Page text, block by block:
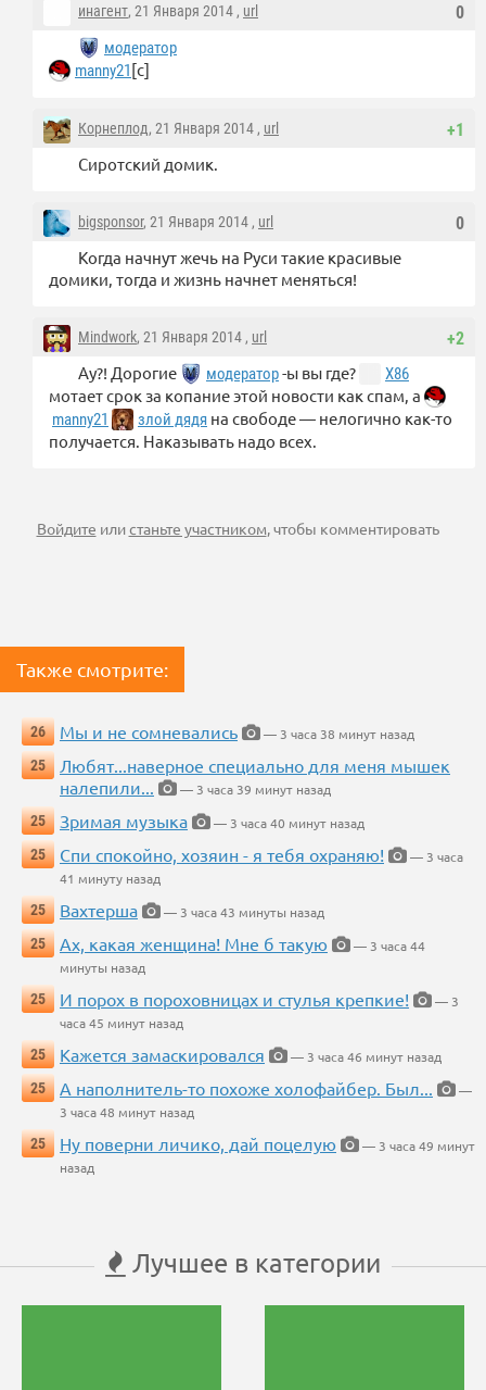
0
инагент, 21 Января 2014 , url
модератор
manny21[с]
+1
Корнеплод, 21 Января 2014 , url
Сиротский домик.
0
bigsponsor, 21 Января 2014 , url
Когда начнут жечь на Руси такие красивые
домики, тогда и жизнь начнет меняться!
+2
Mindwork, 21 Января 2014 , url
Ау?! Дорогие модератор-ы вы где? X86
мотает срок за копание этой новости как спам, а
manny21 злой дядя на свободе — нелогично как-то
получается. Наказывать надо всех.
Войдите илистаньте участником, чтобы комментировать
Также смотрите:
26 Мы и не сомневались
— 3 часа 38 минут назад
25
Любят...наверное специально для меня мышек
налепили...
— 3 часа 39 минут назад
25
Зримая музыка
— 3 часа 40 минут назад
25
Спи спокойно, хозяин - я тебя охраняю!
— 3 часа
41 минуту назад
25
Вахтерша
— 3 часа 43 минуты назад
25
Ах, какая женщина! Мне б такую
— 3 часа 44
минуты назад
25
И порох в пороховницах и стулья крепкие!
— 3
часа 45 минут назад
25
Кажется замаскировался
— 3 часа 46 минут назад
25
А наполнитель-то похоже холофайбер. Был...
—
3 часа 48 минут назад
25
Ну поверни личико, дай поцелую
— 3 часа 49 минут
назад
Лучшее в категории